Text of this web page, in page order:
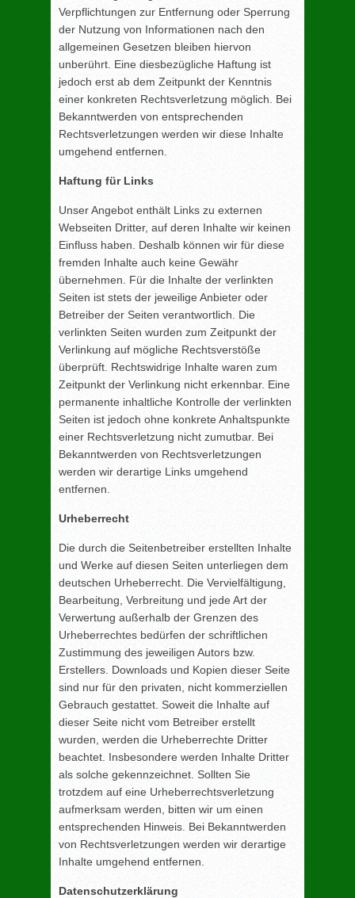
Verpflichtungen zur Entfernung oder Sperrung
der Nutzung von Informationen nach den
allgemeinen Gesetzen bleiben hiervon
unberührt. Eine diesbezügliche Haftung ist
jedoch erst ab dem Zeitpunkt der Kenntnis
einer konkreten Rechtsverletzung möglich. Bei
Bekanntwerden von entsprechenden
Rechtsverletzungen werden wir diese Inhalte
umgehend entfernen.
Haftung für Links
Unser Angebot enthält Links zu externen
Webseiten Dritter, auf deren Inhalte wir keinen
Einfluss haben. Deshalb können wir für diese
fremden Inhalte auch keine Gewähr
übernehmen. Für die Inhalte der verlinkten
Seiten ist stets der jeweilige Anbieter oder
Betreiber der Seiten verantwortlich. Die
verlinkten Seiten wurden zum Zeitpunkt der
Verlinkung auf mögliche Rechtsverstöße
überprüft. Rechtswidrige Inhalte waren zum
Zeitpunkt der Verlinkung nicht erkennbar. Eine
permanente inhaltliche Kontrolle der verlinkten
Seiten ist jedoch ohne konkrete Anhaltspunkte
einer Rechtsverletzung nicht zumutbar. Bei
Bekanntwerden von Rechtsverletzungen
werden wir derartige Links umgehend
entfernen.
Urheberrecht
Die durch die Seitenbetreiber erstellten Inhalte
und Werke auf diesen Seiten unterliegen dem
deutschen Urheberrecht. Die Vervielfältigung,
Bearbeitung, Verbreitung und jede Art der
Verwertung außerhalb der Grenzen des
Urheberrechtes bedürfen der schriftlichen
Zustimmung des jeweiligen Autors bzw.
Erstellers. Downloads und Kopien dieser Seite
sind nur für den privaten, nicht kommerziellen
Gebrauch gestattet. Soweit die Inhalte auf
dieser Seite nicht vom Betreiber erstellt
wurden, werden die Urheberrechte Dritter
beachtet. Insbesondere werden Inhalte Dritter
als solche gekennzeichnet. Sollten Sie
trotzdem auf eine Urheberrechtsverletzung
aufmerksam werden, bitten wir um einen
entsprechenden Hinweis. Bei Bekanntwerden
von Rechtsverletzungen werden wir derartige
Inhalte umgehend entfernen.
Datenschutzerklärung